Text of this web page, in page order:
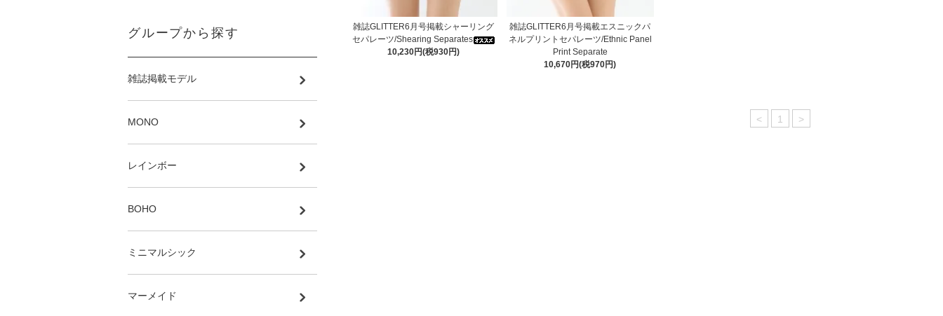
雑誌GLITTER6月号掲載シャーリング
セパレーツ/Shearing Separates
10,230円(税930円)
雑誌GLITTER6月号掲載エスニックパ
ネルプリントセパレーツ/Ethnic Panel
Print Separate
10,670円(税970円)
< 1 >
グループから探す
雑誌掲載モデル
MONO
レインボー
BOHO
ミニマルシック
マーメイド